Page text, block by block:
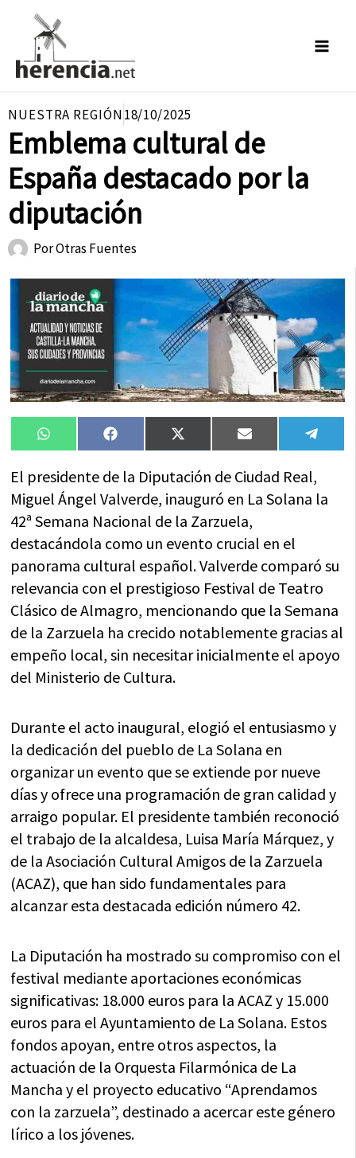
contenido
NUESTRA REGIÓN18/10/2025
Emblema cultural de
España destacado por la
diputación
PorOtras Fuentes
Compartir
en
WhatsAppCompartir
en
FacebookCompartir
en
X
(Twitter)
Compartir
en
Email
en
El presidente de la Diputación de Ciudad Real,
Miguel Ángel Valverde, inauguró en La Solana la
42ª Semana Nacional de la Zarzuela,
destacándola como un evento crucial en el
panorama cultural español. Valverde comparó su
relevancia con el prestigioso Festival de Teatro
Clásico de Almagro, mencionando que la Semana
de la Zarzuela ha crecido notablemente gracias al
empeño local, sin necesitar inicialmente el apoyo
del Ministerio de Cultura.
Durante el acto inaugural, elogió el entusiasmo y
la dedicación del pueblo de La Solana en
organizar un evento que se extiende por nueve
días y ofrece una programación de gran calidad y
arraigo popular. El presidente también reconoció
el trabajo de la alcaldesa, Luisa María Márquez, y
de la Asociación Cultural Amigos de la Zarzuela
(ACAZ), que han sido fundamentales para
alcanzar esta destacada edición número 42.
La Diputación ha mostrado su compromiso con el
festival mediante aportaciones económicas
significativas: 18.000 euros para la ACAZ y 15.000
euros para el Ayuntamiento de La Solana. Estos
fondos apoyan, entre otros aspectos, la
actuación de la Orquesta Filarmónica de La
Mancha y el proyecto educativo “Aprendamos
con la zarzuela”, destinado a acercar este género
lírico a los jóvenes.